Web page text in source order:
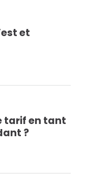
et
tarif en tant
?